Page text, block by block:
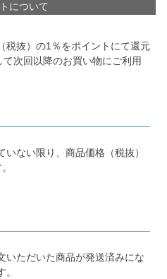
について
税抜）の1％をポイントにて還元
次回以降のお買い物にご利用
ない限り、商品価格（税抜）
いただいた商品が発送済みにな